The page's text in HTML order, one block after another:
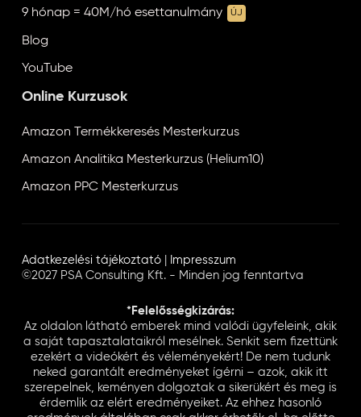
9 hónap = 40M/hó esettanulmány ÚJ
Blog
YouTube
Online Kurzusok
Amazon Termékkeresés Mesterkurzus
Amazon Analitika Mesterkurzus (Helium10)
Amazon PPC Mesterkurzus
Adatkezelési tájékoztató
Impresszum
©2027 PSA Consulting Kft. - Minden jog fenntartva
*Felelősségkizárás:
Az oldalon látható emberek mind valódi ügyfeleink, akik
a saját tapasztalataikról mesélnek. Senkit sem fizettünk
ezekért a videókért és véleményekért! De nem tudunk
neked garantált eredményeket ígérni – azok, akik itt
szerepelnek, keményen dolgoztak a sikerükért és meg is
érdemlik az elért eredményeiket. Az ehhez hasonló